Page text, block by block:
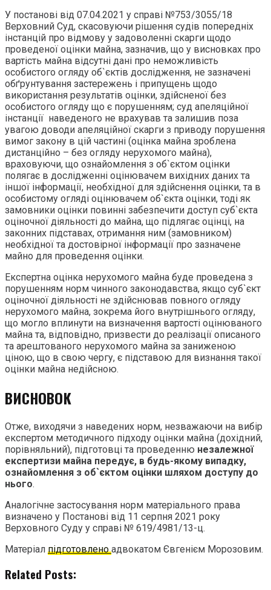
У постанові від 07.04.2021 у справі №753/3055/18
Верховний Суд, скасовуючи рішення судів попередніх
інстанцій про відмову у задоволенні скарги щодо
проведеної оцінки майна, зазначив, що у висновках про
вартість майна відсутні дані про неможливість
особистого огляду об`єктів дослідження, не зазначені
обґрунтування застережень і припущень щодо
використання результатів оцінки, здійсненої без
особистого огляду що є порушенням; суд апеляційної
інстанції наведеного не врахував та залишив поза
увагою доводи апеляційної скарги з приводу порушення
вимог закону в цій частині (оцінка майна зроблена
дистанційно – без огляду нерухомого майна),
враховуючи, що ознайомлення з об`єктом оцінки
полягає в дослідженні оцінювачем вихідних даних та
іншої інформації, необхідної для здійснення оцінки, та в
особистому огляді оцінювачем об`єкта оцінки, тоді як
замовники оцінки повинні забезпечити доступ суб`єкта
оціночної діяльності до майна, що підлягає оцінці, на
законних підставах, отримання ним (замовником)
необхідної та достовірної інформації про зазначене
майно для проведення оцінки.
Експертна оцінка нерухомого майна буде проведена з
порушенням норм чинного законодавства, якщо суб`єкт
оціночної діяльності не здійснював повного огляду
нерухомого майна, зокрема його внутрішнього огляду,
що могло вплинути на визначення вартості оцінюваного
майна та, відповідно, призвести до реалізації описаного
та арештованого нерухомого майна за заниженою
ціною, що в свою чергу, є підставою для визнання такої
оцінки майна недійсною.
ВИСНОВОК
Отже, виходячи з наведених норм, незважаючи на вибір
експертом методичного підходу оцінки майна (дохідний,
порівняльний), підготовці та проведенню незалежної
експертизи майна передує, в будь-якому випадку,
ознайомлення з об`єктом оцінки шляхом доступу до
нього.
Аналогічне застосування норм матеріального права
визначено у Постанові від 11 серпня 2021 року
Верховного Суду у справі № 619/4981/13-ц.
Матеріал підготовленоадвокатом Євгенієм Морозовим.
Related Posts: